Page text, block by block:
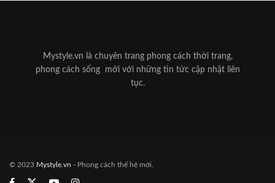
Mystyle.vn là chuyên trang phong cách thời trang,
phong cách sống mới với những tin tức cập nhật liên
tục.
© 2023 Mystyle.vn - Phong cách thế hệ mới.